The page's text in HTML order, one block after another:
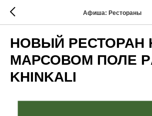
Афиша: Рестораны
НОВЫЙ РЕСТОРАН
МАРСОВОМ ПОЛЕ
KHINKALI